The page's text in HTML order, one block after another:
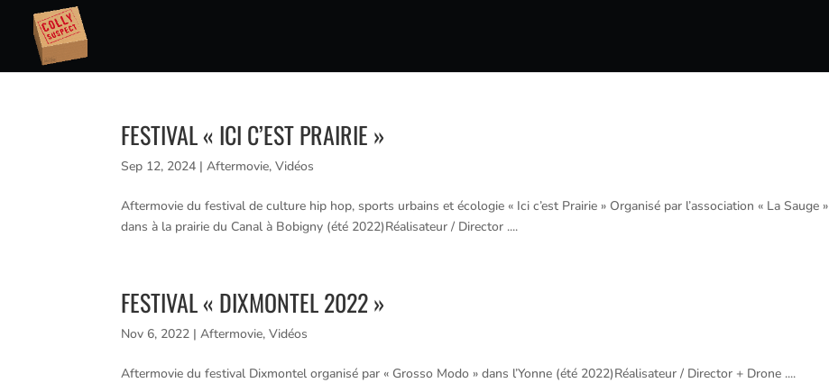
FESTIVAL « ICI C’EST PRAIRIE »
Sep 12, 2024 |Aftermovie,Vidéos
Aftermovie du festival de culture hip hop, sports urbains et écologie « Ici c’est Prairie » Organisé par l’association « La Sauge »
dans à la prairie du Canal à Bobigny (été 2022)Réalisateur / Director ....
FESTIVAL « DIXMONTEL 2022 »
Nov 6, 2022 |Aftermovie,Vidéos
Aftermovie du festival Dixmontel organisé par « Grosso Modo » dans l’Yonne (été 2022)Réalisateur / Director + Drone ....